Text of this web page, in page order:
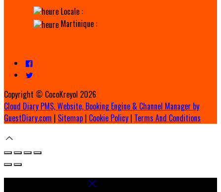
Locale :
Martinique :
Copyright © CocoKreyol 2026
Cloud Diary PMS, Website, Booking Engine & Channel Manager by
GuestDiary.com | Sitemap | Cookie Policy | Terms And Conditions